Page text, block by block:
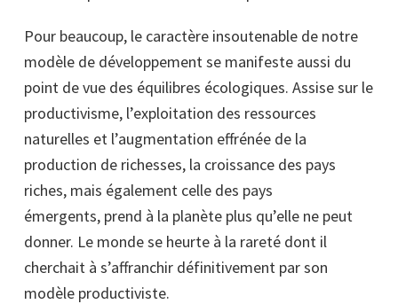
Pour beaucoup, le caractère insoutenable de notre
modèle de développement se manifeste aussi du
point de vue des équilibres écologiques. Assise sur le
productivisme, l’exploitation des ressources
naturelles et l’augmentation effrénée de la
production de richesses, la croissance des pays
riches, mais également celle des pays
émergents, prend à la planète plus qu’elle ne peut
donner. Le monde se heurte à la rareté dont il
cherchait à s’affranchir définitivement par son
modèle productiviste.